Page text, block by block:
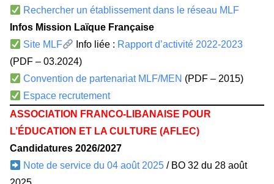
Rechercher un établissement dans le réseau MLF
Infos Mission Laïque Française
Site MLF
Info liée : Rapport d’activité 2022-2023
(PDF – 03.2024)
Convention de partenariat MLF/MEN (PDF – 2015)
Espace recrutement
ASSOCIATION FRANCO-LIBANAISE POUR
L’ÉDUCATION ET LA CULTURE (AFLEC)
Candidatures 2026/2027
Note de service du 04 août 2025 / BO 32 du 28 août